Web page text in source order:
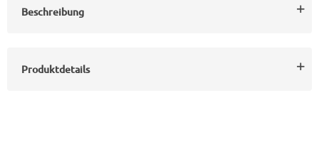
Beschreibung
Produktdetails